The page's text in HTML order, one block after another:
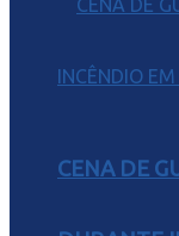
CENA DE